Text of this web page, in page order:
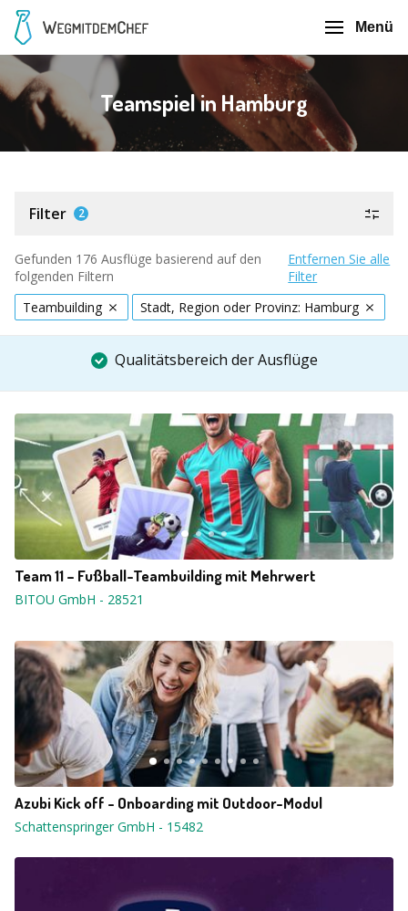
Menü
Teamspiel in Hamburg
Filter 2
Gefunden 176 Ausflüge basierend auf den
folgenden Filtern
Entfernen Sie alle
Filter
Teambuilding
Stadt, Region oder Provinz: Hamburg
Qualitätsbereich der Ausflüge
Team 11 – Fußball-Teambuilding mit Mehrwert
BITOU GmbH - 28521
Azubi Kick off - Onboarding mit Outdoor-Modul
Schattenspringer GmbH - 15482